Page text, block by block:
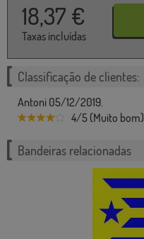
18,37 €
Taxas incluídas
Classificação de clientes:
Antoni 05/12/2019.
4/5 (Muito bom)
Bandeiras relacionadas